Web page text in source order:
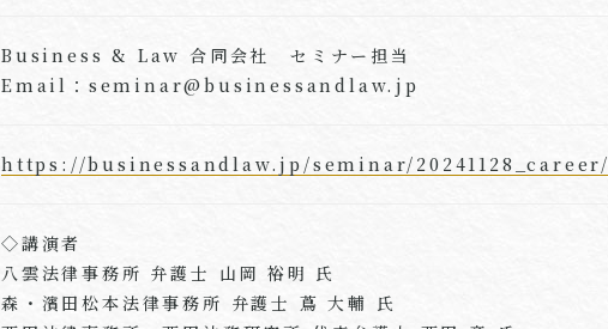
Business & Law 合同会社 セミナー担当
Email：seminar@businessandlaw.jp
https://businessandlaw.jp/seminar/20241128_career/
◇講演者
八雲法律事務所 弁護士 山岡 裕明 氏
森・濱田松本法律事務所 弁護士 蔦 大輔 氏